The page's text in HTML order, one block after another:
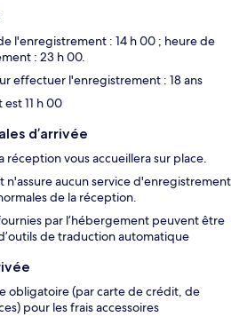
l'enregistrement : 14 h 00 ; heure de
: 23 h 00.
effectuer l'enregistrement : 18 ans
11 h 00
d’arrivée
réception vous accueillera sur place.
n'assure aucun service d'enregistrement
de la réception.
par l’hébergement peuvent être
de traduction automatique
obligatoire (par carte de crédit, de
pour les frais accessoires